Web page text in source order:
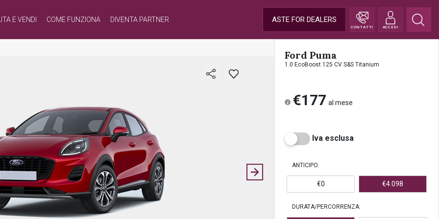
E VENDI COME FUNZIONA DIVENTA PARTNER ASTE FOR DEALERS
CONTATTI ACCEDI
Ford Puma
1.0 EcoBoost 125 CV S&S Titanium
€177 al mese
Iva esclusa
ANTICIPO:
€0 €4.098
DURATA/PERCORRENZA: